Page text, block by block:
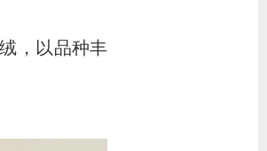
，以品种丰